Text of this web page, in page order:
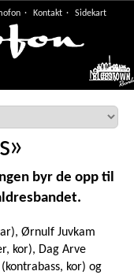
Kontakt Sidekart
Meny
»
byr de opp til
Ørnulf Juvkam
kor), Dag Arve
kor) og